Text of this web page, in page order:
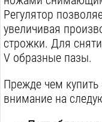
Регулятор
увеличивая
строжки. Для
V образные пазы.
Прежде чем купить
внимание на